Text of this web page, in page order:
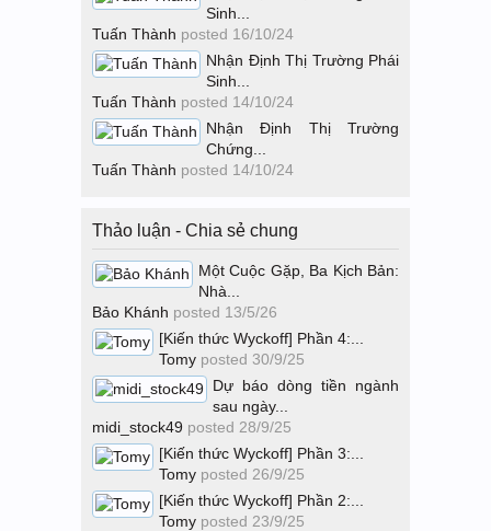
Sinh...
Tuấn Thành posted 16/10/24
Nhận Định Thị Trường Phái
Sinh...
Tuấn Thành posted 14/10/24
Nhận Định Thị Trường
Chứng...
Tuấn Thành posted 14/10/24
Thảo luận - Chia sẻ chung
Một Cuộc Gặp, Ba Kịch Bản:
Nhà...
Bảo Khánh posted 13/5/26
[Kiến thức Wyckoff] Phần 4:...
Tomy posted 30/9/25
Dự báo dòng tiền ngành
sau ngày...
midi_stock49 posted 28/9/25
[Kiến thức Wyckoff] Phần 3:...
Tomy posted 26/9/25
[Kiến thức Wyckoff] Phần 2:...
Tomy posted 23/9/25